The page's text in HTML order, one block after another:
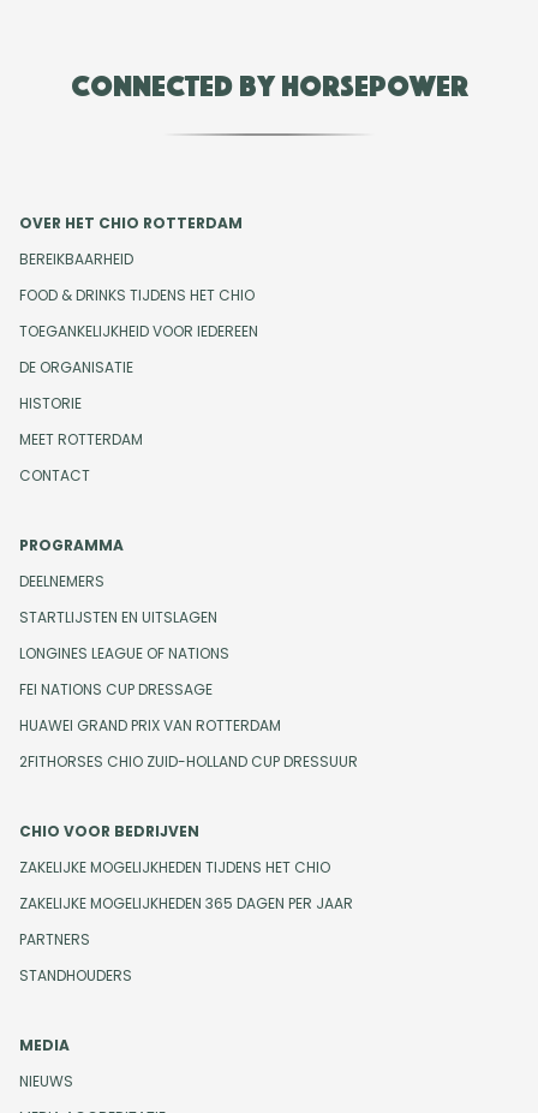
Connected by Horsepower
OVER HET CHIO ROTTERDAM
BEREIKBAARHEID
FOOD & DRINKS TIJDENS HET CHIO
TOEGANKELIJKHEID VOOR IEDEREEN
DE ORGANISATIE
HISTORIE
MEET ROTTERDAM
CONTACT
PROGRAMMA
DEELNEMERS
STARTLIJSTEN EN UITSLAGEN
LONGINES LEAGUE OF NATIONS
FEI NATIONS CUP DRESSAGE
HUAWEI GRAND PRIX VAN ROTTERDAM
2FITHORSES CHIO ZUID-HOLLAND CUP DRESSUUR
CHIO VOOR BEDRIJVEN
ZAKELIJKE MOGELIJKHEDEN TIJDENS HET CHIO
ZAKELIJKE MOGELIJKHEDEN 365 DAGEN PER JAAR
PARTNERS
STANDHOUDERS
MEDIA
NIEUWS